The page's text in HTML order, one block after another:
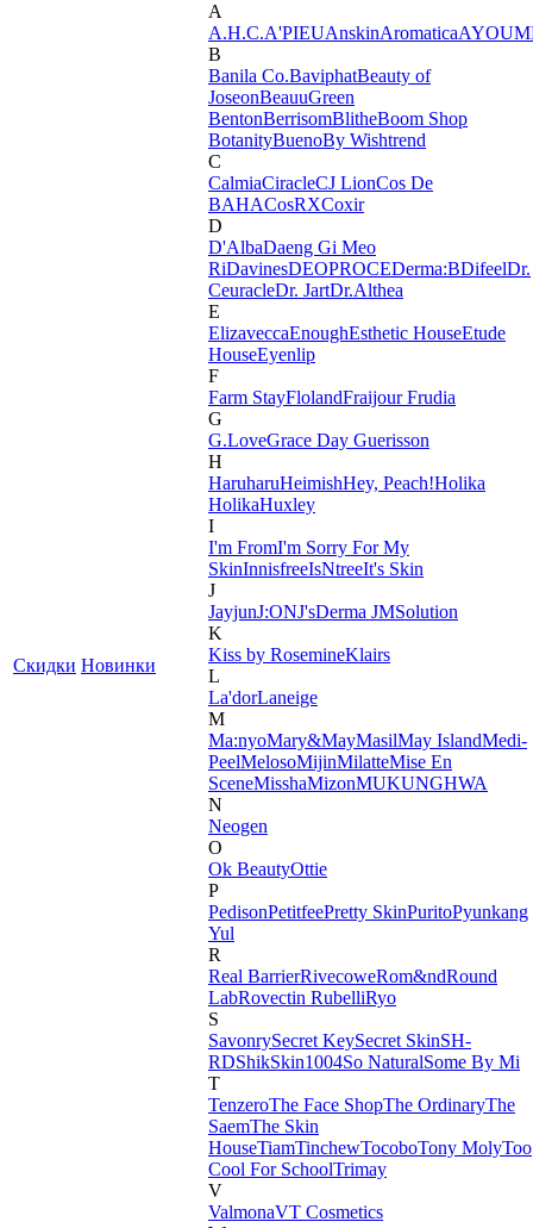
Скидки Новинки
A
A.H.C.A'PIEUAnskinAromatica
B
Banila Co.BaviphatBeauty of
JoseonBeauuGreen
BentonBerrisomBlitheBoom Shop
BotanityBuenoBy Wishtrend
C
CalmiaCiracleCJ LionCos De
BAHACosRXCoxir
D
D'AlbaDaeng Gi Meo
RiDavinesDEOPROCEDerma:BDifeelDr.
CeuracleDr. JartDr.Althea
E
ElizaveccaEnoughEsthetic HouseEtude
HouseEyenlip
F
Farm StayFlolandFraijourFrudia
G
G.LoveGrace Day Guerisson
H
HaruharuHeimishHey, Peach!Holika
HolikaHuxley
I
I'm FromI'm Sorry For My
SkinInnisfreeIsNtreeIt's Skin
J
JayjunJ:ONJ'sDerma JMSolution
K
Kiss by RosemineKlairs
L
La'dorLaneige
M
Ma:nyoMary&MayMasilMay IslandMedi-
PeelMelosoMijinMilatteMise En
SceneMisshaMizonMUKUNGHWA
N
Neogen
O
Ok BeautyOttie
P
PedisonPetitfeePretty SkinPuritoPyunkang
Yul
R
Real BarrierRivecoweRom&ndRound
LabRovectin RubelliRyo
S
SavonrySecret KeySecret SkinSH-
RDShikSkin1004So NaturalSome By Mi
T
TenzeroThe Face ShopThe OrdinaryThe
SaemThe Skin
HouseTiamTinchewTocoboTony MolyToo
Cool For SchoolTrimay
V
ValmonaVT Cosmetics